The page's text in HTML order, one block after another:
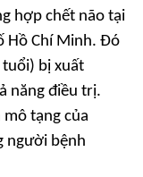
hợp chết não tại
Hồ Chí Minh. Đó
bị xuất
năng điều trị.
tạng của
người bệnh